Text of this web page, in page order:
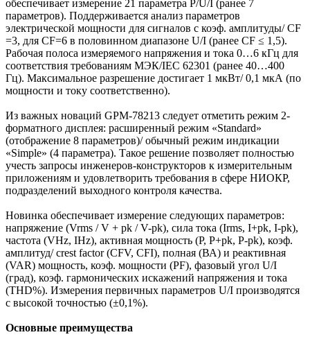
обеспечивает измерение 21 параметра P/U/I (ранее 7
параметров). Поддерживается анализ параметров
электрической мощности для сигналов с коэф. амплитуды/ CF
=3, для CF=6 в половинном диапазоне U/I (ранее CF ≤ 1,5).
Рабочая полоса измеряемого напряжения и тока 0…6 кГц для
соответствия требованиям МЭК/IEC 62301 (ранее 40…400
Гц). Максимальное разрешение достигает 1 мкВт/ 0,1 мкА (по
мощности и току соответственно).
Из важных новаций GPM-78213 следует отметить режим 2-
форматного дисплея: расширенный режим «Standard»
(отображение 8 параметров)/ обычный режим индикации
«Simple» (4 параметра). Такое решение позволяет полностью
учесть запросы инженеров-конструкторов к измерительным
приложениям и удовлетворить требования в сфере НИОКР,
подразделений выходного контроля качества.
Новинка обеспечивает измерение следующих параметров:
напряжение (Vrms / V + pk / V-pk), сила тока (Irms, I+pk, I-pk),
частота (VHz, IHz), активная мощность (P, P+pk, P-pk), коэф.
амплитуд/ crest factor (CFV, CFI), полная (ВА) и реактивная
(VAR) мощность, коэф. мощности (PF), фазовый угол U/I
(град), коэф. гармонических искажений напряжения и тока
(THD%). Измерения первичных параметров U/I производятся
с высокой точностью (±0,1%).
Основные преимущества